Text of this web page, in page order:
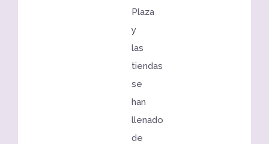
Plaza
y
las
tiendas
se
han
llenado
de